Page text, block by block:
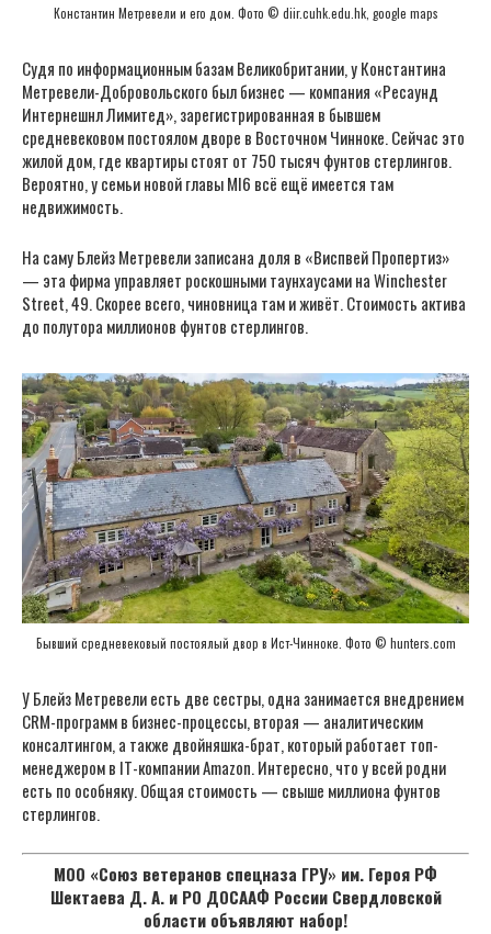
Константин Метревели и его дом. Фото © diir.cuhk.edu.hk, google maps
Судя по информационным базам Великобритании, у Константина
Метревели-Добровольского был бизнес — компания «Ресаунд
Интернешнл Лимитед», зарегистрированная в бывшем
средневековом постоялом дворе в Восточном Чинноке. Сейчас это
жилой дом, где квартиры стоят от 750 тысяч фунтов стерлингов.
Вероятно, у семьи новой главы MI6 всё ещё имеется там
недвижимость.
На саму Блейз Метревели записана доля в «Виспвей Пропертиз»
— эта фирма управляет роскошными таунхаусами на Winchester
Street, 49. Скорее всего, чиновница там и живёт. Стоимость актива
до полутора миллионов фунтов стерлингов.
Бывший средневековый постоялый двор в Ист-Чинноке. Фото © hunters.com
У Блейз Метревели есть две сестры, одна занимается внедрением
CRM-программ в бизнес-процессы, вторая — аналитическим
консалтингом, а также двойняшка-брат, который работает топ-
менеджером в IT-компании Amazon. Интересно, что у всей родни
есть по особняку. Общая стоимость — свыше миллиона фунтов
стерлингов.
МОО «Союз ветеранов спецназа ГРУ» им. Героя РФ
Шектаева Д. А. и РО ДОСААФ России Свердловской
области объявляют набор!